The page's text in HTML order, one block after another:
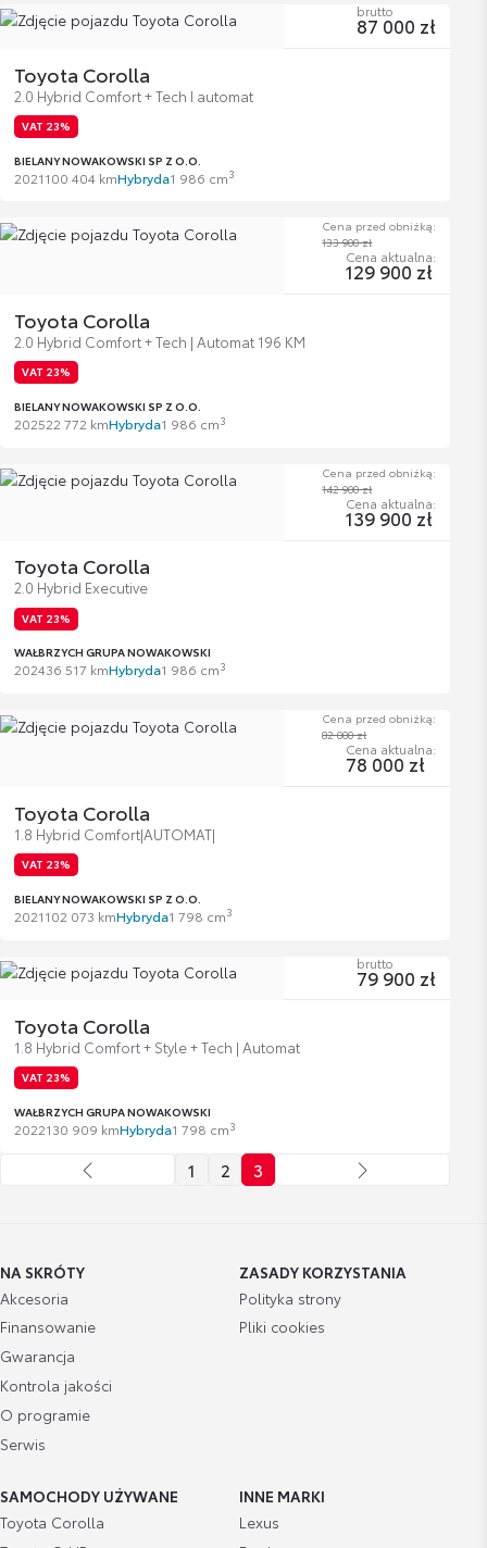
Toyota Corolla
2.0 Hybrid Comfort + Tech I automat
VAT 23%
BIELANY NOWAKOWSKI SP Z O.O.
2021100 404 kmHybryda1 986 cm3
brutto
87 000 zł
Toyota Corolla
2.0 Hybrid Comfort + Tech | Automat 196 KM
VAT 23%
BIELANY NOWAKOWSKI SP Z O.O.
202522 772 kmHybryda1 986 cm3
Cena przed obniżką:
133 900 zł
Cena aktualna:
129 900 zł
Toyota Corolla
2.0 Hybrid Executive
VAT 23%
WAŁBRZYCH GRUPA NOWAKOWSKI
202436 517 kmHybryda1 986 cm3
Cena przed obniżką:
142 900 zł
Cena aktualna:
139 900 zł
Toyota Corolla
1.8 Hybrid Comfort|AUTOMAT|
VAT 23%
BIELANY NOWAKOWSKI SP Z O.O.
2021102 073 kmHybryda1 798 cm3
Cena przed obniżką:
82 000 zł
Cena aktualna:
78 000 zł
Toyota Corolla
1.8 Hybrid Comfort + Style + Tech | Automat
VAT 23%
WAŁBRZYCH GRUPA NOWAKOWSKI
2022130 909 kmHybryda1 798 cm3
brutto
79 900 zł
1 2 3
NA SKRÓTY
Akcesoria
Finansowanie
Gwarancja
Kontrola jakości
O programie
Serwis
ZASADY KORZYSTANIA
Polityka strony
Pliki cookies
SAMOCHODY UŻYWANE
Toyota Corolla
INNE MARKI
Lexus